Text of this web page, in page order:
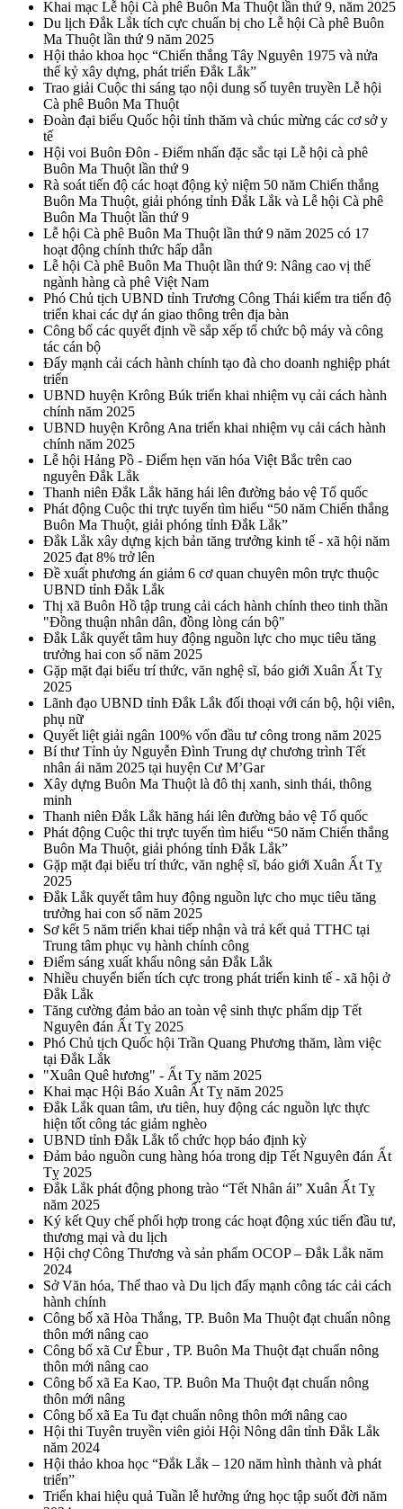
Khai mạc Lễ hội Cà phê Buôn Ma Thuột lần thứ 9, năm 2025
Du lịch Đắk Lắk tích cực chuẩn bị cho Lễ hội Cà phê Buôn
Ma Thuột lần thứ 9 năm 2025
Hội thảo khoa học “Chiến thắng Tây Nguyên 1975 và nửa
thế kỷ xây dựng, phát triển Đắk Lắk”
Trao giải Cuộc thi sáng tạo nội dung số tuyên truyền Lễ hội
Cà phê Buôn Ma Thuột
Đoàn đại biểu Quốc hội tỉnh thăm và chúc mừng các cơ sở y
tế
Hội voi Buôn Đôn - Điểm nhấn đặc sắc tại Lễ hội cà phê
Buôn Ma Thuột lần thứ 9
Rà soát tiến độ các hoạt động kỷ niệm 50 năm Chiến thắng
Buôn Ma Thuột, giải phóng tỉnh Đắk Lắk và Lễ hội Cà phê
Buôn Ma Thuột lần thứ 9
Lễ hội Cà phê Buôn Ma Thuột lần thứ 9 năm 2025 có 17
hoạt động chính thức hấp dẫn
Lễ hội Cà phê Buôn Ma Thuột lần thứ 9: Nâng cao vị thế
ngành hàng cà phê Việt Nam
Phó Chủ tịch UBND tỉnh Trương Công Thái kiểm tra tiến độ
triển khai các dự án giao thông trên địa bàn
Công bố các quyết định về sắp xếp tổ chức bộ máy và công
tác cán bộ
Đẩy mạnh cải cách hành chính tạo đà cho doanh nghiệp phát
triển
UBND huyện Krông Búk triển khai nhiệm vụ cải cách hành
chính năm 2025
UBND huyện Krông Ana triển khai nhiệm vụ cải cách hành
chính năm 2025
Lễ hội Hảng Pồ - Điểm hẹn văn hóa Việt Bắc trên cao
nguyên Đắk Lắk
Thanh niên Đắk Lắk hăng hái lên đường bảo vệ Tổ quốc
Phát động Cuộc thi trực tuyến tìm hiểu “50 năm Chiến thắng
Buôn Ma Thuột, giải phóng tỉnh Đắk Lắk”
Đắk Lắk xây dựng kịch bản tăng trưởng kinh tế - xã hội năm
2025 đạt 8% trở lên
Đề xuất phương án giảm 6 cơ quan chuyên môn trực thuộc
UBND tỉnh Đắk Lắk
Thị xã Buôn Hồ tập trung cải cách hành chính theo tinh thần
"Đồng thuận nhân dân, đồng lòng cán bộ"
Đắk Lắk quyết tâm huy động nguồn lực cho mục tiêu tăng
trưởng hai con số năm 2025
Gặp mặt đại biểu trí thức, văn nghệ sĩ, báo giới Xuân Ất Tỵ
2025
Lãnh đạo UBND tỉnh Đắk Lắk đối thoại với cán bộ, hội viên,
phụ nữ
Quyết liệt giải ngân 100% vốn đầu tư công trong năm 2025
Bí thư Tỉnh ủy Nguyễn Đình Trung dự chương trình Tết
nhân ái năm 2025 tại huyện Cư M’Gar
Xây dựng Buôn Ma Thuột là đô thị xanh, sinh thái, thông
minh
Thanh niên Đắk Lắk hăng hái lên đường bảo vệ Tổ quốc
Phát động Cuộc thi trực tuyến tìm hiểu “50 năm Chiến thắng
Buôn Ma Thuột, giải phóng tỉnh Đắk Lắk”
Gặp mặt đại biểu trí thức, văn nghệ sĩ, báo giới Xuân Ất Tỵ
2025
Đắk Lắk quyết tâm huy động nguồn lực cho mục tiêu tăng
trưởng hai con số năm 2025
Sơ kết 5 năm triển khai tiếp nhận và trả kết quả TTHC tại
Trung tâm phục vụ hành chính công
Điểm sáng xuất khẩu nông sản Đắk Lắk
Nhiều chuyển biến tích cực trong phát triển kinh tế - xã hội ở
Đắk Lắk
Tăng cường đảm bảo an toàn vệ sinh thực phẩm dịp Tết
Nguyên đán Ất Tỵ 2025
Phó Chủ tịch Quốc hội Trần Quang Phương thăm, làm việc
tại Đắk Lắk
"Xuân Quê hương" - Ất Tỵ năm 2025
Khai mạc Hội Báo Xuân Ất Tỵ năm 2025
Đắk Lắk quan tâm, ưu tiên, huy động các nguồn lực thực
hiện tốt công tác giảm nghèo
UBND tỉnh Đắk Lắk tổ chức họp báo định kỳ
Đảm bảo nguồn cung hàng hóa trong dịp Tết Nguyên đán Ất
Tỵ 2025
Đắk Lắk phát động phong trào “Tết Nhân ái” Xuân Ất Tỵ
năm 2025
Ký kết Quy chế phối hợp trong các hoạt động xúc tiến đầu tư,
thương mại và du lịch
Hội chợ Công Thương và sản phẩm OCOP – Đắk Lắk năm
2024
Sở Văn hóa, Thể thao và Du lịch đẩy mạnh công tác cải cách
hành chính
Công bố xã Hòa Thắng, TP. Buôn Ma Thuột đạt chuẩn nông
thôn mới nâng cao
Công bố xã Cư Êbur , TP. Buôn Ma Thuột đạt chuẩn nông
thôn mới nâng cao
Công bố xã Ea Kao, TP. Buôn Ma Thuột đạt chuẩn nông
thôn mới nâng
Công bố xã Ea Tu đạt chuẩn nông thôn mới nâng cao
Hội thi Tuyên truyền viên giỏi Hội Nông dân tỉnh Đắk Lắk
năm 2024
Hội thảo khoa học “Đắk Lắk – 120 năm hình thành và phát
triển”
Triển khai hiệu quả Tuần lễ hưởng ứng học tập suốt đời năm